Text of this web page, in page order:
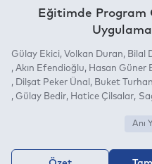
Eğitimde Program
Gülay Ekici Volkan Duran Bilal
Akın Efendioğlu
Hasan Güner
Dilşat Peker Ünal
Buket
Gülay Bedir
Hatice Çilsalar
Anı